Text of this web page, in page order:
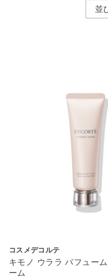
コスメデコルテ
キモノ ウララ パフュー
ーム